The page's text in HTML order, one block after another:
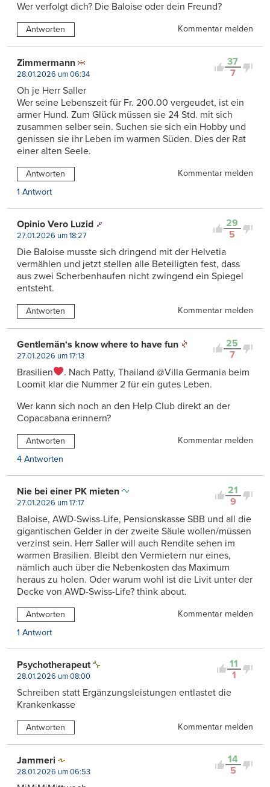
Wer verfolgt dich? Die Baloise oder dein Freund?
Antworten Kommentar melden
37
7
Zimmermann
28.01.2026 um 06:34
Oh je Herr Saller
Wer seine Lebenszeit für Fr. 200.00 vergeudet, ist ein
armer Hund. Zum Glück müssen sie 24 Std. mit sich
zusammen selber sein. Suchen sie sich ein Hobby und
genissen sie ihr Leben im warmen Süden. Dies der Rat
einer alten Seele.
Antworten
Kommentar melden
1 Antwort
29
5
Opinio Vero Luzid
27.01.2026 um 18:27
Die Baloise musste sich dringend mit der Helvetia
vermählen und jetzt stellen alle Beteiligten fest, dass
aus zwei Scherbenhaufen nicht zwingend ein Spiegel
entsteht.
Antworten Kommentar melden
25
7
Gentlemän‘s know where to have fun
27.01.2026 um 17:13
Brasilien
. Nach Patty, Thailand @Villa Germania beim
Loomit klar die Nummer 2 für ein gutes Leben.
Wer kann sich noch an den Help Club direkt an der
Copacabana erinnern?
Antworten
Kommentar melden
4 Antworten
21
9
Nie bei einer PK mieten
27.01.2026 um 17:17
Baloise, AWD-Swiss-Life, Pensionskasse SBB und all die
gigantischen Gelder in der zweite Säule wollen/müssen
verzinst sein. Herr Saller will auch Rendite sehen im
warmen Brasilien. Bleibt den Vermietern nur eines,
nämlich auch über die Nebenkosten das Maximum
heraus zu holen. Oder warum wohl ist die Livit unter der
Decke von AWD-Swiss-Life? think about.
Antworten
Kommentar melden
1 Antwort
11
1
Psychotherapeut
28.01.2026 um 08:00
Schreiben statt Ergänzungsleistungen entlastet die
Krankenkasse
Antworten Kommentar melden
14
5
Jammeri
28.01.2026 um 06:53